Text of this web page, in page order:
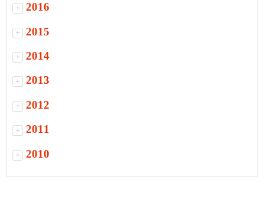
+ 2016
+ 2015
+ 2014
+ 2013
+ 2012
+ 2011
+ 2010